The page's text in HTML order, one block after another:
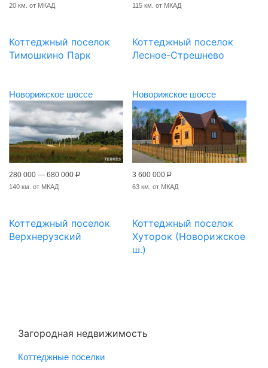
20 км. от МКАД
Коттеджный поселок
Тимошкино Парк
115 км. от МКАД
Коттеджный поселок
Лесное-Стрешнево
Новорижское шоссе
280 000 — 680 000 Р
140 км. от МКАД
Коттеджный поселок
Верхнерузский
Новорижское шоссе
3 600 000 Р
63 км. от МКАД
Коттеджный поселок
Хуторок (Новорижское
ш.)
Загородная недвижимость
Коттеджные поселки